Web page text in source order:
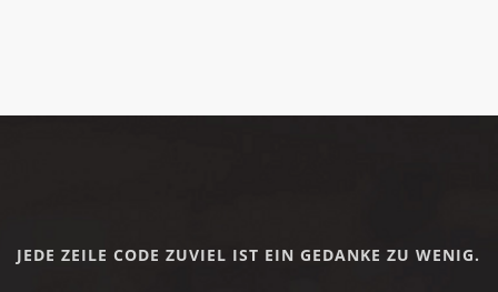
JEDE ZEILE CODE ZUVIEL IST EIN GEDANKE ZU WENIG.